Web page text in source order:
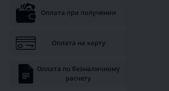
Оплата при получении
Оплата на карту
Оплата по безналичному
расчету